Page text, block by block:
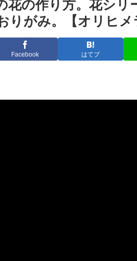
花の作り方。花シ
りがみ。【オリヒメ
Facebook はてブ